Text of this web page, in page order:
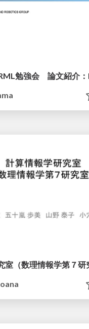
室 （数理情報学第７